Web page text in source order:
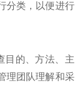
分类，以便进行
目的、方法、主
理团队理解和采